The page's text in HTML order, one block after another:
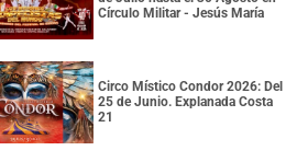
Círculo Militar - Jesús María
Circo Místico Condor 2026: Del
25 de Junio. Explanada Costa
21